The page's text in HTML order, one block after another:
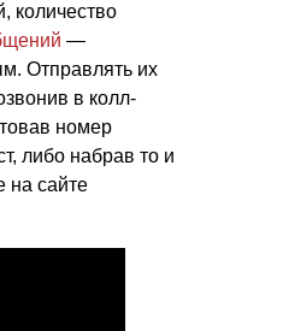
количество
—
Отправлять их
в колл-
номер
либо набрав то и
на сайте